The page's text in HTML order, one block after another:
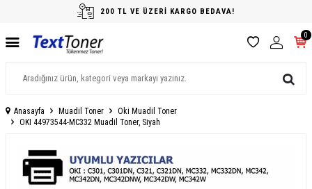
200 TL VE ÜZERİ KARGO BEDAVA!
0
Anasayfa Muadil Toner
Oki Muadil Toner
OKI 44973544-MC332 Muadil Toner, Siyah